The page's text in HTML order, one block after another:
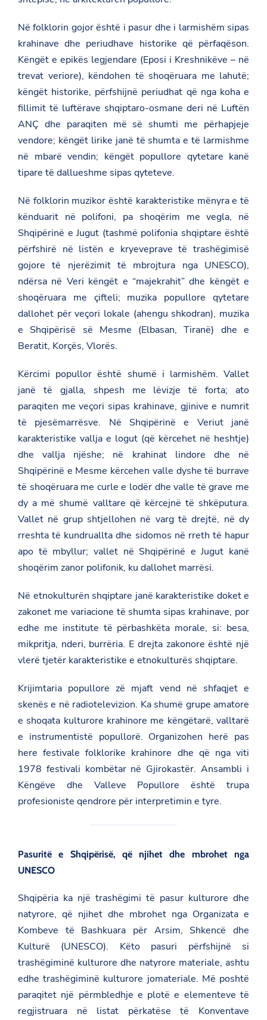
Në folklorin gojor është i pasur dhe i larmishëm sipas
krahinave dhe periudhave historike që përfaqëson.
Këngët e epikës legjendare (Eposi i Kreshnikëve – në
trevat veriore), këndohen të shoqëruara me lahutë;
këngët historike, përfshijnë periudhat që nga koha e
fillimit të luftërave shqiptaro-osmane deri në Luftën
ANÇ dhe paraqiten më së shumti me përhapjeje
vendore; këngët lirike janë të shumta e të larmishme
në mbarë vendin; këngët popullore qytetare kanë
tipare të dallueshme sipas qyteteve.
Në folklorin muzikor është karakteristike mënyra e të
kënduarit në polifoni, pa shoqërim me vegla, në
Shqipërinë e Jugut (tashmë polifonia shqiptare është
përfshirë në listën e kryeveprave të trashëgimisë
gojore të njerëzimit të mbrojtura nga UNESCO),
ndërsa në Veri këngët e “majekrahit” dhe këngët e
shoqëruara me çifteli; muzika popullore qytetare
dallohet për veçori lokale (ahengu shkodran), muzika
e Shqipërisë së Mesme (Elbasan, Tiranë) dhe e
Beratit, Korçës, Vlorës.
Kërcimi popullor është shumë i larmishëm. Vallet
janë të gjalla, shpesh me lëvizje të forta; ato
paraqiten me veçori sipas krahinave, gjinive e numrit
të pjesëmarrësve. Në Shqipërinë e Veriut janë
karakteristike vallja e logut (që kërcehet në heshtje)
dhe vallja njëshe; në krahinat lindore dhe në
Shqipërinë e Mesme kërcehen valle dyshe të burrave
të shoqëruara me curle e lodër dhe valle të grave me
dy a më shumë valltare që kërcejnë të shkëputura.
Vallet në grup shtjellohen në varg të drejtë, në dy
rreshta të kundruallta dhe sidomos në rreth të hapur
apo të mbyllur; vallet në Shqipërinë e Jugut kanë
shoqërim zanor polifonik, ku dallohet marrësi.
Në etnokulturën shqiptare janë karakteristike doket e
zakonet me variacione të shumta sipas krahinave, por
edhe me institute të përbashkëta morale, si: besa,
mikpritja, nderi, burrëria. E drejta zakonore është një
vlerë tjetër karakteristike e etnokulturës shqiptare.
Krijimtaria popullore zë mjaft vend në shfaqjet e
skenës e në radiotelevizion. Ka shumë grupe amatore
e shoqata kulturore krahinore me këngëtarë, valltarë
e instrumentistë popullorë. Organizohen herë pas
here festivale folklorike krahinore dhe që nga viti
1978 festivali kombëtar në Gjirokastër. Ansambli i
Këngëve dhe Valleve Popullore është trupa
profesioniste qendrore për interpretimin e tyre.
Pasuritë e Shqipërisë, që njihet dhe mbrohet nga
UNESCO
Shqipëria ka një trashëgimi të pasur kulturore dhe
natyrore, që njihet dhe mbrohet nga Organizata e
Kombeve të Bashkuara për Arsim, Shkencë dhe
Kulturë (UNESCO). Këto pasuri përfshijnë si
trashëgiminë kulturore dhe natyrore materiale, ashtu
edhe trashëgiminë kulturore jomateriale. Më poshtë
paraqitet një përmbledhje e plotë e elementeve të
regjistruara në listat përkatëse të Konventave